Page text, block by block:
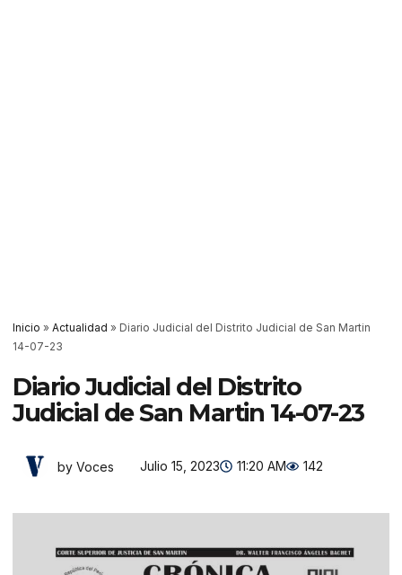
Inicio » Actualidad » Diario Judicial del Distrito Judicial de San Martin
14-07-23
Diario Judicial del Distrito
Judicial de San Martin 14-07-23
by Voces Julio 15, 2023 11:20 AM 142